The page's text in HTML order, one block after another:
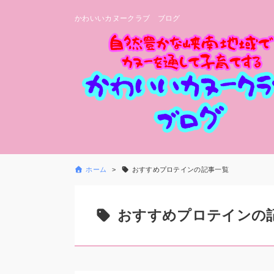
かわいいカヌークラブ ブログ
ホーム おすすめプロテインの記事一覧
おすすめプロテインの